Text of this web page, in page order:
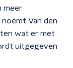
meer
Van den
wat er met
uitgegeven